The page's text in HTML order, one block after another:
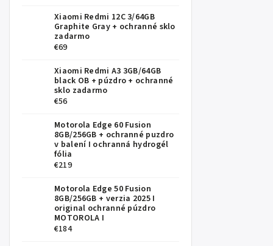
Xiaomi Redmi 12C 3/64GB
Graphite Gray + ochranné sklo
zadarmo
€69
Xiaomi Redmi A3 3GB/64GB
black OB + púzdro + ochranné
sklo zadarmo
€56
Motorola Edge 60 Fusion
8GB/256GB + ochranné puzdro
v balení I ochranná hydrogél
fólia
€219
Motorola Edge 50 Fusion
8GB/256GB + verzia 2025 I
original ochranné púzdro
MOTOROLA I
€184